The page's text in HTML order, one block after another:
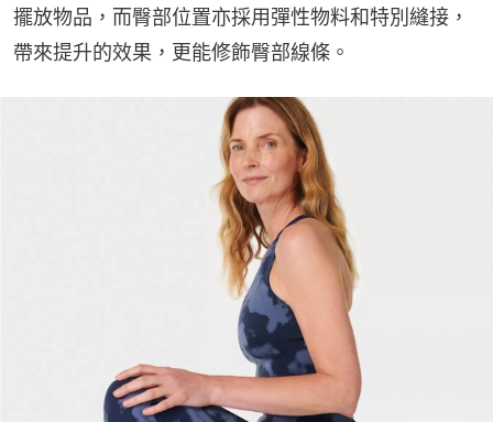
擺放物品，而臀部位置亦採用彈性物料和特別縫接，
帶來提升的效果，更能修飾臀部線條。